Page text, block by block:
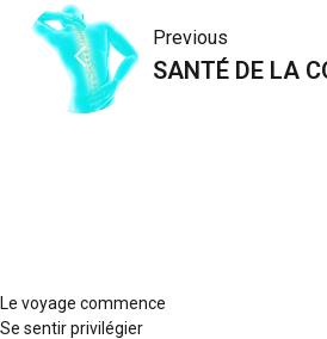
Navigation
de
Previous
SANTÉ DE LA
Le voyage commence
Se sentir privilégier